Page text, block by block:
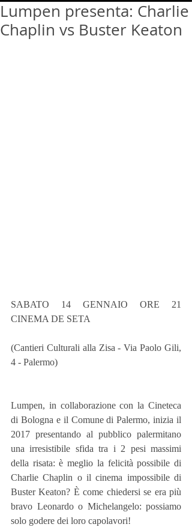
Lumpen presenta: Charlie
Chaplin vs Buster Keaton
SABATO 14 GENNAIO ORE 21
CINEMA DE SETA
(Cantieri Culturali alla Zisa - Via Paolo Gili,
4 - Palermo)
Lumpen, in collaborazione con la Cineteca
di Bologna e il Comune di Palermo, inizia il
2017 presentando al pubblico palermitano
una irresistibile sfida tra i 2 pesi massimi
della risata: è meglio la felicità possibile di
Charlie Chaplin o il cinema impossibile di
Buster Keaton? È come chiedersi se era più
bravo Leonardo o Michelangelo: possiamo
solo godere dei loro capolavori!